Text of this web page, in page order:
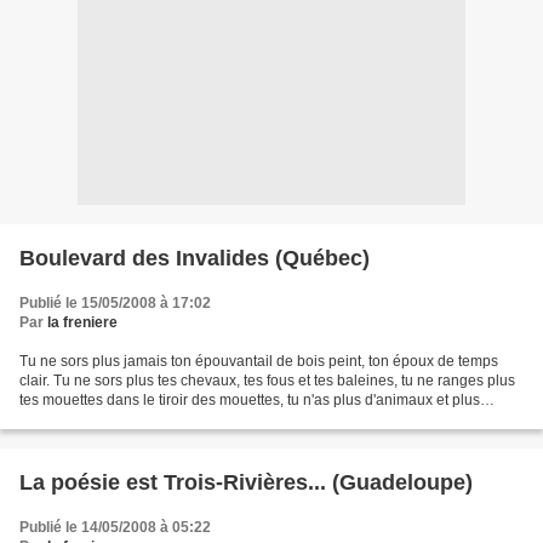
Boulevard des Invalides (Québec)
Publié le 15/05/2008 à 17:02
Par la freniere
Tu ne sors plus jamais ton épouvantail de bois peint, ton époux de temps
clair. Tu ne sors plus tes chevaux, tes fous et tes baleines, tu ne ranges plus
tes mouettes dans le tiroir des mouettes, tu n'as plus d'animaux et plus
La poésie est Trois-Rivières... (Guadeloupe)
Publié le 14/05/2008 à 05:22